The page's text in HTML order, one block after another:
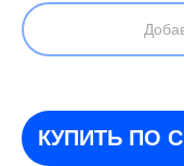
КУПИТЬ ПО